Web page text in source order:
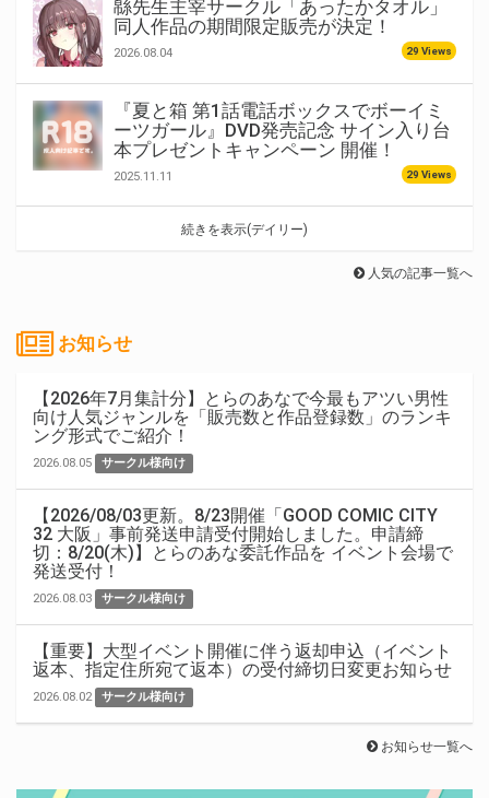
緜先生主宰サークル「あったかタオル」
同人作品の期間限定販売が決定！
2026.08.04 29 Views
『夏と箱 第1話電話ボックスでボーイミ
ーツガール』DVD発売記念 サイン入り台
本プレゼントキャンペーン 開催！
2025.11.11 29 Views
続きを表示(デイリー)
人気の記事一覧へ
お知らせ
【2026年7月集計分】とらのあなで今最もアツい男性
向け人気ジャンルを「販売数と作品登録数」のランキ
ング形式でご紹介！
2026.08.05 サークル様向け
【2026/08/03更新。8/23開催「GOOD COMIC CITY
32 大阪」事前発送申請受付開始しました。申請締
切：8/20(木)】とらのあな委託作品を イベント会場で
発送受付！
2026.08.03 サークル様向け
【重要】大型イベント開催に伴う返却申込（イベント
返本、指定住所宛て返本）の受付締切日変更お知らせ
2026.08.02 サークル様向け
お知らせ一覧へ